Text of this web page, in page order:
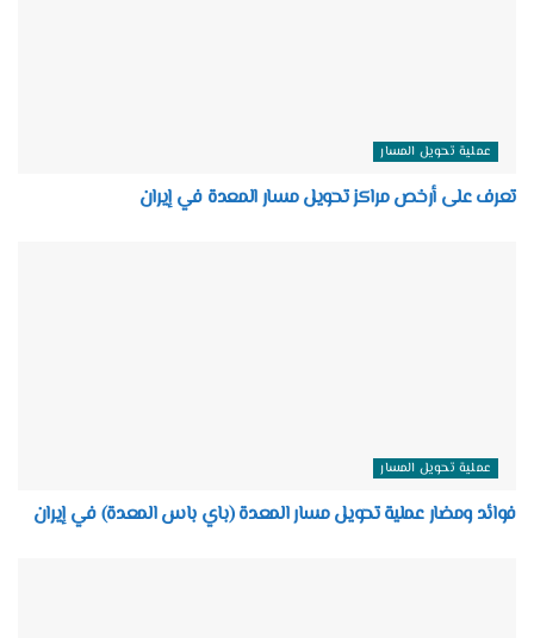
عملية تحويل المسار
تعرف على أرخص مراكز تحويل مسار المعدة في إيران
عملية تحويل المسار
فوائد ومضار عملية تحويل مسار المعدة (باي باس المعدة) في إيران